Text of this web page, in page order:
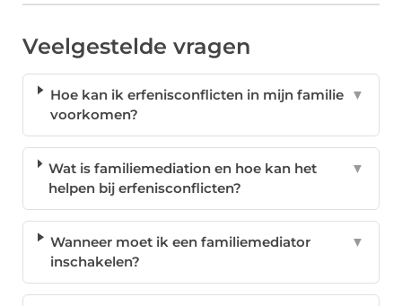
Veelgestelde vragen
Hoe kan ik erfenisconflicten in mijn familie
voorkomen?
▼
Wat is familiemediation en hoe kan het
helpen bij erfenisconflicten?
▼
Wanneer moet ik een familiemediator
inschakelen?
▼